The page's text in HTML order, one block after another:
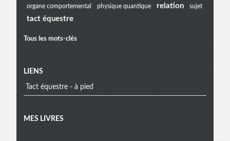
organe comportemental physique quantique relation sujet
tact équestre
Tous les mots-clés
LIENS
Tact équestre - à pied
MES LIVRES